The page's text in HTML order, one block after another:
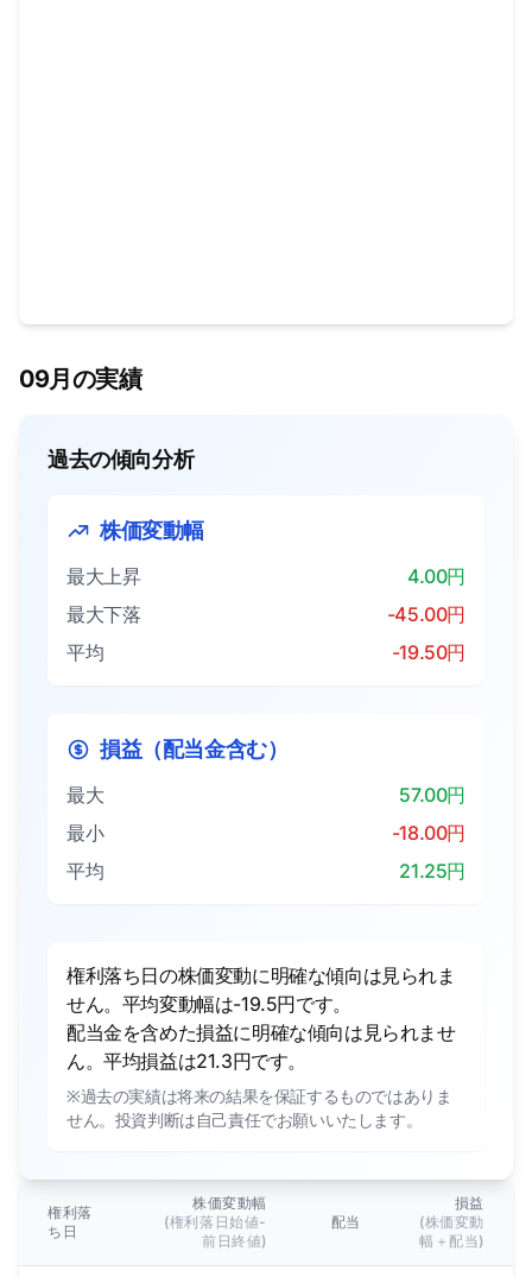
09月の実績
過去の傾向分析
株価変動幅
最大上昇
4.00円
最大下落
-45.00円
平均
-19.50円
損益（配当金含む）
最大
57.00円
最小
-18.00円
平均
21.25円
権利落ち日の株価変動に明確な傾向は見られま
せん。平均変動幅は-19.5円です。
配当金を含めた損益に明確な傾向は見られませ
ん。平均損益は21.3円です。
※過去の実績は将来の結果を保証するものではありま
せん。投資判断は自己責任でお願いいたします。
権利落
ち日
株価変動幅
(権利落日始値-
前日終値)
配当
損益
(株価変動
幅＋配当)